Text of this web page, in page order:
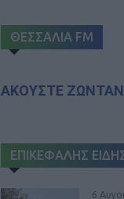
ΘΕΣΣΑΛΙΑ FM
ΑΚΟΥΣΤΕ
ΕΠΙΚΕΦΑΛΗΣ
6